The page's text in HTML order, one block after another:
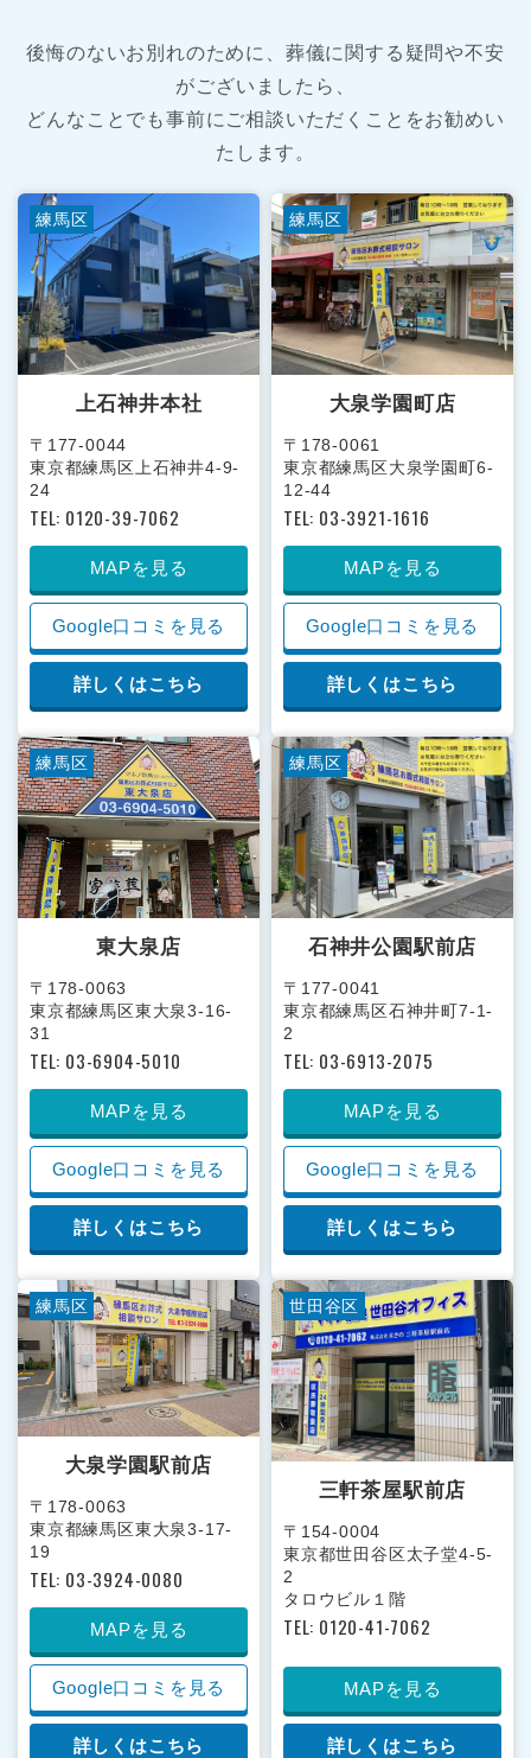
後悔のないお別れのために、葬儀に関する疑問や不安
がございましたら、
どんなことでも事前にご相談いただくことをお勧めい
たします。
練馬区
上石神井本社
〒177-0044
東京都練馬区上石神井4-9-
24
TEL: 0120-39-7062
MAPを見る
Google口コミを見る
詳しくはこちら
練馬区
大泉学園町店
〒178-0061
東京都練馬区大泉学園町6-
12-44
TEL: 03-3921-1616
MAPを見る
Google口コミを見る
詳しくはこちら
練馬区
東大泉店
〒178-0063
東京都練馬区東大泉3-16-
31
TEL: 03-6904-5010
MAPを見る
Google口コミを見る
詳しくはこちら
練馬区
石神井公園駅前店
〒177-0041
東京都練馬区石神井町7-1-
2
TEL: 03-6913-2075
MAPを見る
Google口コミを見る
詳しくはこちら
練馬区
大泉学園駅前店
〒178-0063
東京都練馬区東大泉3-17-
19
TEL: 03-3924-0080
MAPを見る
Google口コミを見る
詳しくはこちら
世田谷区
三軒茶屋駅前店
〒154-0004
東京都世田谷区太子堂4-5-
2
タロウビル１階
TEL: 0120-41-7062
MAPを見る
詳しくはこちら